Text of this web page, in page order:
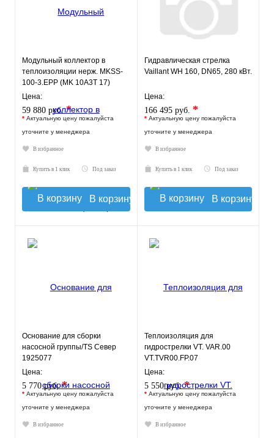
Модульный коллектор в
теплоизоляции нерж. MKSS-
100-3.EPP (MK 10A3T 17)
GIDRUSS
Цена:
59 880 руб.*
* Актуальную цену пожалуйста
уточните у менеджера
В избранное
Купить в 1 клик Под заказ
В корзину
Гидравлическая стрелка
Vaillant WH 160, DN65, 280 кВт.
Цена:
166 495 руб. *
* Актуальную цену пожалуйста
уточните у менеджера
В избранное
Купить в 1 клик Под заказ
В корзину
Основание для сборки
насосной группы/TS Север
1925077
Цена:
5 770 руб.*
* Актуальную цену пожалуйста
уточните у менеджера
В избранное
Теплоизоляция для
гидрострелки VT. VAR.00
VT.TVR00.FP.07
Цена:
5 550 руб.*
* Актуальную цену пожалуйста
уточните у менеджера
В избранное